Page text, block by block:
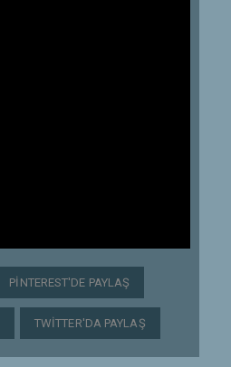
PINTEREST'DE PAYLAŞ
TWITTER'DA PAYLAŞ